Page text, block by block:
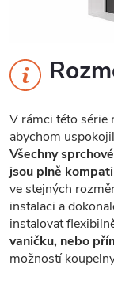
V rámci této série
abychom
Všechny
jsou plně
ve stejných
instalaci a
instalovat
vaničku, nebo
možností